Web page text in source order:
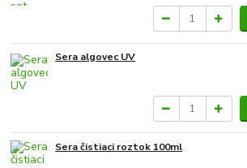
Sera algovec UV
Sera čistiaci roztok 100ml